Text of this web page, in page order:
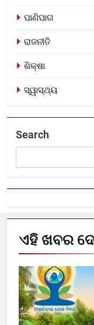
ପାଣିପାଗ
ରାଜନୀତି
ଶିକ୍ଷା
ସ୍ୱାସ୍ଥ୍ୟ
Search
ଏହି ଖବର